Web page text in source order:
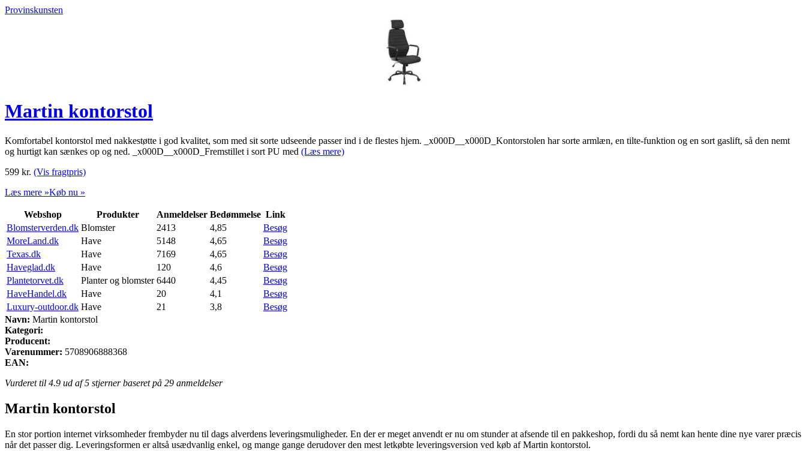
Provinskunsten
Martin kontorstol
Komfortabel kontorstol med nakkestøtte i god kvalitet, som med sit sorte udseende passer ind i de flestes hjem. _x000D__x000D_Kontorstolen har sorte armlæn, en tilte-funktion og en sort gaslift, så den nemt
og hurtigt kan sænkes op og ned. _x000D__x000D_Fremstillet i sort PU med (Læs mere)
599 kr. (Vis fragtpris)
Læs mere »Køb nu »
Webshop Produkter Anmeldelser Bedømmelse Link
Blomsterverden.dk Blomster 2413 4,85
Besøg
MoreLand.dk
Have 5148 4,65
Besøg
Texas.dk
Have 7169 4,65
Besøg
Haveglad.dk
Have 120 4,6
Besøg
Plantetorvet.dk
Planter og blomster 6440 4,45
Besøg
HaveHandel.dk
Have 20 4,1
Besøg
Luxury-outdoor.dk Have 21 3,8
Besøg
Navn: Martin kontorstol
Kategori:
Producent:
Varenummer: 5708906888368
EAN:
Vurderet til 4.9 ud af 5 stjerner baseret på 29 anmeldelser
Martin kontorstol
En stor portion internet virksomheder frembyder nu til dags alverdens leveringsmuligheder. En der er meget anvendt er nu om stunder at afsende til en pakkeshop, fordi du så nemt kan hente dine nye varer præcis
når det passer dig. Leveringsformen er altså usædvanlig enkel, og mange gange derudover den mest letkøbte leveringsversion ved køb af Martin kontorstol.